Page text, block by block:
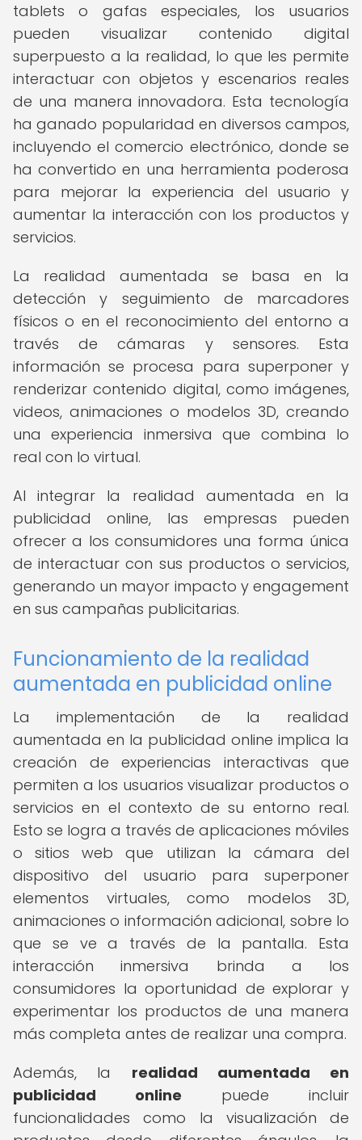
tablets o gafas especiales, los usuarios
pueden visualizar contenido digital
superpuesto a la realidad, lo que les permite
interactuar con objetos y escenarios reales
de una manera innovadora. Esta tecnología
ha ganado popularidad en diversos campos,
incluyendo el comercio electrónico, donde se
ha convertido en una herramienta poderosa
para mejorar la experiencia del usuario y
aumentar la interacción con los productos y
servicios.
La realidad aumentada se basa en la
detección y seguimiento de marcadores
físicos o en el reconocimiento del entorno a
través de cámaras y sensores. Esta
información se procesa para superponer y
renderizar contenido digital, como imágenes,
videos, animaciones o modelos 3D, creando
una experiencia inmersiva que combina lo
real con lo virtual.
Al integrar la realidad aumentada en la
publicidad online, las empresas pueden
ofrecer a los consumidores una forma única
de interactuar con sus productos o servicios,
generando un mayor impacto y engagement
en sus campañas publicitarias.
Funcionamiento de la realidad
aumentada en publicidad online
La implementación de la realidad
aumentada en la publicidad online implica la
creación de experiencias interactivas que
permiten a los usuarios visualizar productos o
servicios en el contexto de su entorno real.
Esto se logra a través de aplicaciones móviles
o sitios web que utilizan la cámara del
dispositivo del usuario para superponer
elementos virtuales, como modelos 3D,
animaciones o información adicional, sobre lo
que se ve a través de la pantalla. Esta
interacción inmersiva brinda a los
consumidores la oportunidad de explorar y
experimentar los productos de una manera
más completa antes de realizar una compra.
Además, la realidad aumentada en
publicidad online puede incluir
funcionalidades como la visualización de